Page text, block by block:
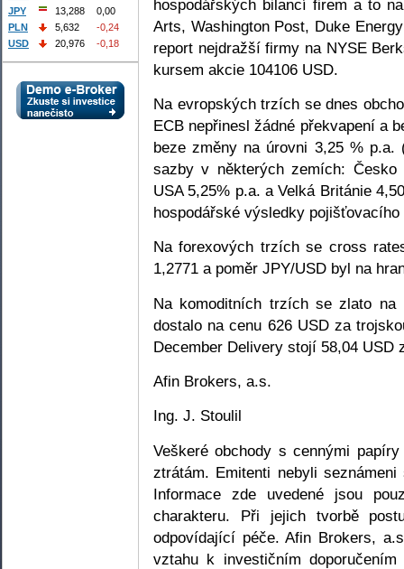
hospodářských bilancí firem a to
Arts, Washington Post, Duke
report nejdražší firmy na NYSE
kursem akcie 104106 USD.
Na evropských trzích se dnes
ECB nepřinesl žádné překvapení a
beze změny na úrovni 3,25 %
sazby v některých zemích:
USA 5,25% p.a. a Velká Británie
hospodářské výsledky
Na forexových trzích se cross
1,2771 a poměr JPY/USD byl na
Na komoditních trzích se zlato na
dostalo na cenu 626 USD za
December Delivery stojí 58,04 USD
Afin Brokers, a.s.
Ing. J. Stoulil
Veškeré obchody s cennými
ztrátám. Emitenti nebyli
Informace zde uvedené jsou
charakteru. Při jejich tvorbě
odpovídající péče. Afin Brokers,
vztahu k investičním
JPY
13,288
0,00
PLN
5,632
-0,24
USD
20,976 -0,18